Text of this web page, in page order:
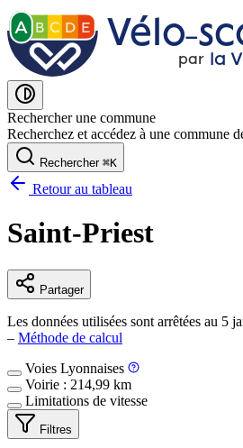
E
D
C
B
A
la
par
Rechercher une commune
Recherchez et accédez à une commune
Rechercher ⌘K
Retour au tableau
Saint-Priest
Partager
Les données utilisées sont arrêtées au 5
– Méthode de calcul
Voies Lyonnaises
Voirie : 214,99 km
Limitations de vitesse
Filtres